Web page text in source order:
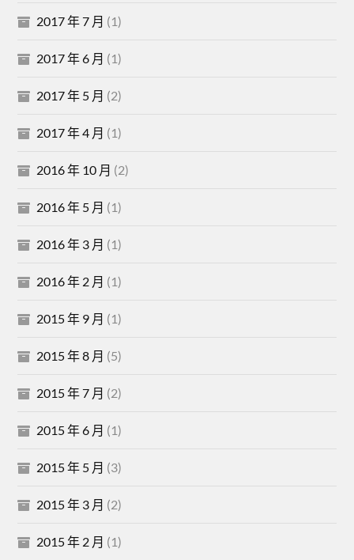
2017 年 7 月 (1)
2017 年 6 月 (1)
2017 年 5 月 (2)
2017 年 4 月 (1)
2016 年 10 月 (2)
2016 年 5 月 (1)
2016 年 3 月 (1)
2016 年 2 月 (1)
2015 年 9 月 (1)
2015 年 8 月 (5)
2015 年 7 月 (2)
2015 年 6 月 (1)
2015 年 5 月 (3)
2015 年 3 月 (2)
2015 年 2 月 (1)